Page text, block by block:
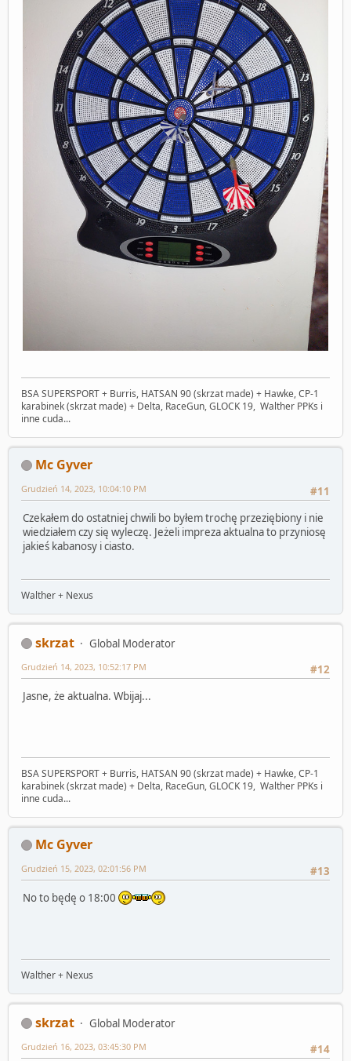
BSA SUPERSPORT + Burris, HATSAN 90 (skrzat made) + Hawke, CP-1
karabinek (skrzat made) + Delta, RaceGun, GLOCK 19, Walther PPKs i
inne cuda...
Mc Gyver
#11
Grudzień 14, 2023, 10:04:10 PM
Czekałem do ostatniej chwili bo byłem trochę przeziębiony i nie
wiedziałem czy się wyleczę. Jeżeli impreza aktualna to przyniosę
jakieś kabanosy i ciasto.
Walther + Nexus
skrzat
Global Moderator
#12
Grudzień 14, 2023, 10:52:17 PM
Jasne, że aktualna. Wbijaj...
BSA SUPERSPORT + Burris, HATSAN 90 (skrzat made) + Hawke, CP-1
karabinek (skrzat made) + Delta, RaceGun, GLOCK 19, Walther PPKs i
inne cuda...
Mc Gyver
#13
Grudzień 15, 2023, 02:01:56 PM
No to będę o 18:00
Walther + Nexus
skrzat
Global Moderator
#14
Grudzień 16, 2023, 03:45:30 PM